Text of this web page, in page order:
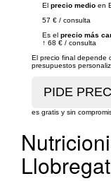
El precio medio en
57 € / consulta
Es el precio más
↑ 68 € / consulta
El precio final depende
presupuestos
es gratis y sin